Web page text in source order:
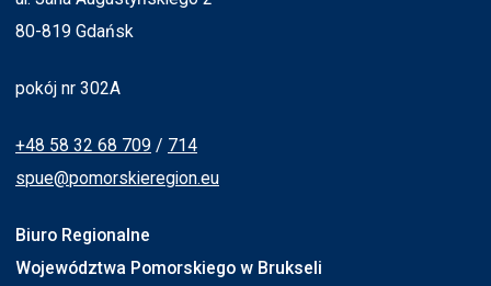
80-819 Gdańsk
pokój nr 302A
+48 58 32 68 709 / 714
spue@pomorskieregion.eu
Biuro Regionalne
Województwa Pomorskiego w Brukseli